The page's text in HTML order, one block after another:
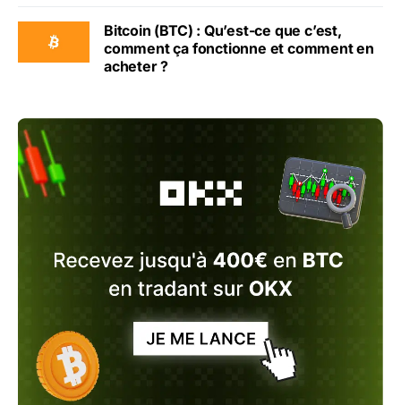
Bitcoin (BTC) : Qu’est-ce que c’est,
comment ça fonctionne et comment en
acheter ?